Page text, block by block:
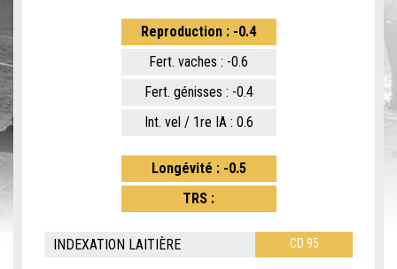
Reproduction : -0.4
Fert. vaches : -0.6
Fert. génisses : -0.4
Int. vel / 1re IA : 0.6
Longévité : -0.5
TRS :
INDEXATION LAITIÈRE CD 95